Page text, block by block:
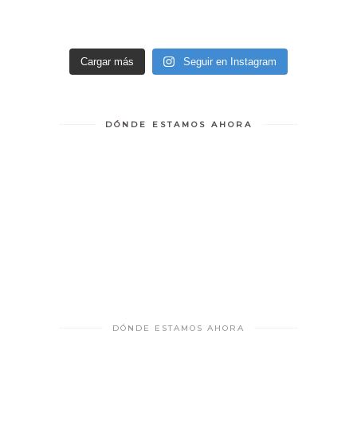
Cargar más Seguir en Instagram
DÓNDE ESTAMOS AHORA
DÓNDE ESTAMOS AHORA